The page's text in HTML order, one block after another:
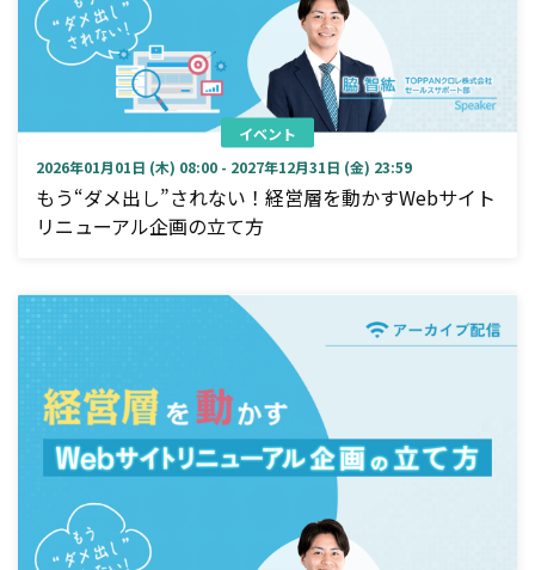
イベント
2026年01月01日 (木) 08:00 - 2027年12月31日 (金) 23:59
もう“ダメ出し”されない！経営層を動かすWebサイト
リニューアル企画の立て方